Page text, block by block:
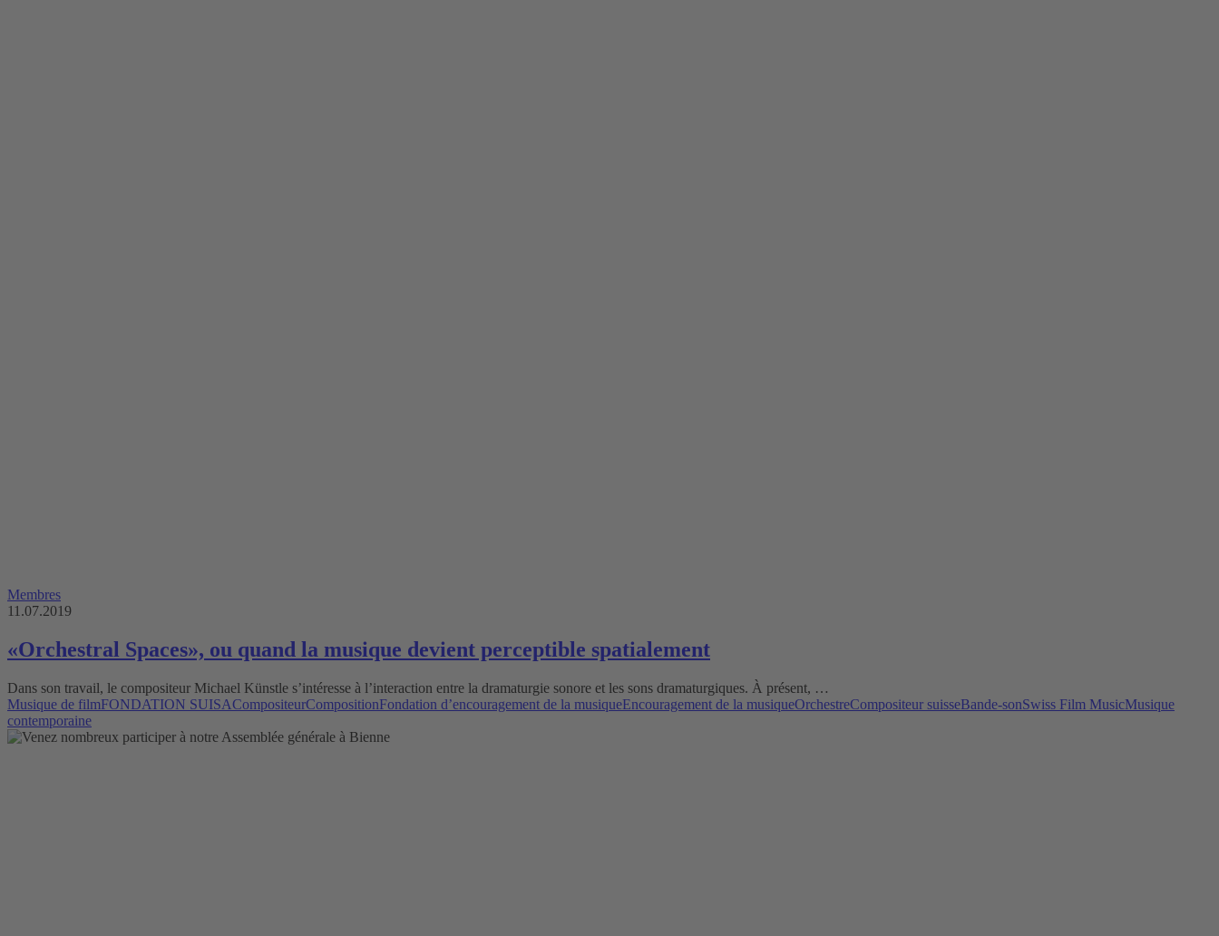
Membres
11.07.2019
«Orchestral Spaces», ou quand la musique devient perceptible spatialement
Dans son travail, le compositeur Michael Künstle s’intéresse à l’interaction entre la dramaturgie sonore et les sons dramaturgiques. À présent, …
Musique de filmFONDATION SUISACompositeurCompositionFondation d’encouragement de la musiqueEncouragement de la musiqueOrchestreCompositeur suisseBande-sonSwiss Film MusicMusique
contemporaine